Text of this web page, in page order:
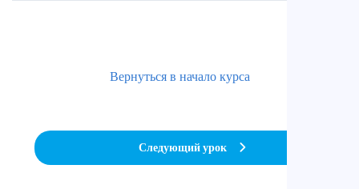
Вернуться в начало курса
Следующий урок